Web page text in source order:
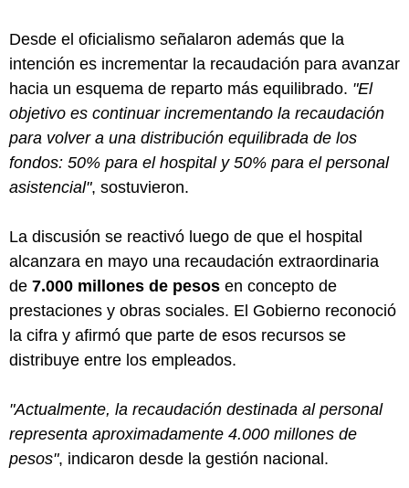
Desde el oficialismo señalaron además que la
intención es incrementar la recaudación para avanzar
hacia un esquema de reparto más equilibrado. "El
objetivo es continuar incrementando la recaudación
para volver a una distribución equilibrada de los
fondos: 50% para el hospital y 50% para el personal
asistencial", sostuvieron.
La discusión se reactivó luego de que el hospital
alcanzara en mayo una recaudación extraordinaria
de 7.000 millones de pesos en concepto de
prestaciones y obras sociales. El Gobierno reconoció
la cifra y afirmó que parte de esos recursos se
distribuye entre los empleados.
"Actualmente, la recaudación destinada al personal
representa aproximadamente 4.000 millones de
pesos", indicaron desde la gestión nacional.